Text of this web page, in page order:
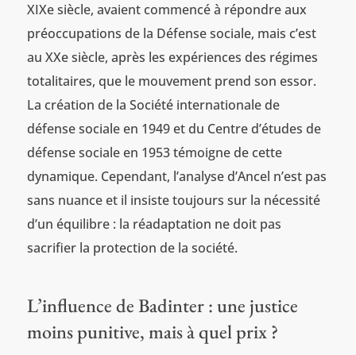
XIXe siècle, avaient commencé à répondre aux
préoccupations de la Défense sociale, mais c’est
au XXe siècle, après les expériences des régimes
totalitaires, que le mouvement prend son essor.
La création de la Société internationale de
défense sociale en 1949 et du Centre d’études de
défense sociale en 1953 témoigne de cette
dynamique. Cependant, l’analyse d’Ancel n’est pas
sans nuance et il insiste toujours sur la nécessité
d’un équilibre : la réadaptation ne doit pas
sacrifier la protection de la société.
L’influence de Badinter : une justice
moins punitive, mais à quel prix ?